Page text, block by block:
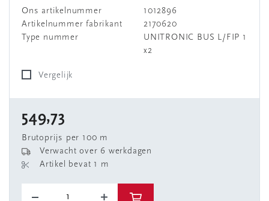
Ons artikelnummer
1012896
Artikelnummer fabrikant
2170620
Type nummer
UNITRONIC BUS L/FIP 1
x2
Vergelijk
549,73
Brutoprijs per 100 m
Verwacht over 6 werkdagen
Artikel bevat 1 m